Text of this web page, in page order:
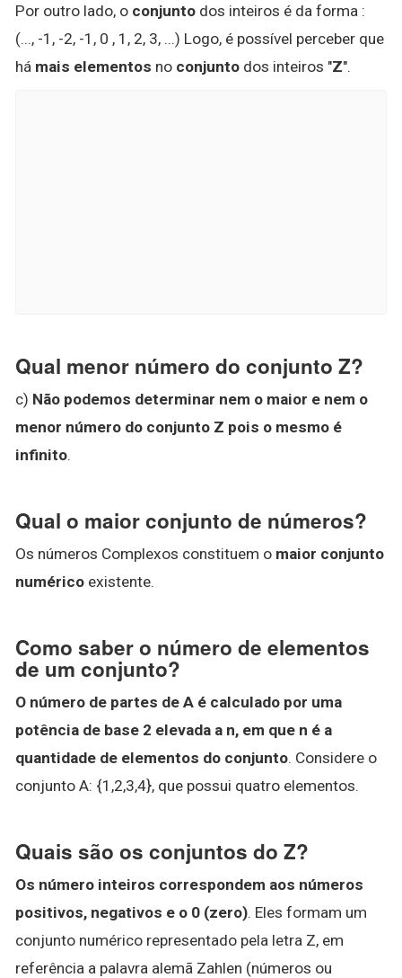
Por outro lado, o conjunto dos inteiros é da forma :
(..., -1, -2, -1, 0 , 1, 2, 3, ...) Logo, é possível perceber que
há mais elementos no conjunto dos inteiros "Z".
Qual menor número do conjunto Z?
c) Não podemos determinar nem o maior e nem o
menor número do conjunto Z pois o mesmo é
infinito.
Qual o maior conjunto de números?
Os números Complexos constituem o maior conjunto
numérico existente.
Como saber o número de elementos
de um conjunto?
O número de partes de A é calculado por uma
potência de base 2 elevada a n, em que n é a
quantidade de elementos do conjunto. Considere o
conjunto A: {1,2,3,4}, que possui quatro elementos.
Quais são os conjuntos do Z?
Os número inteiros correspondem aos números
positivos, negativos e o 0 (zero). Eles formam um
conjunto numérico representado pela letra Z, em
referência a palavra alemã Zahlen (números ou